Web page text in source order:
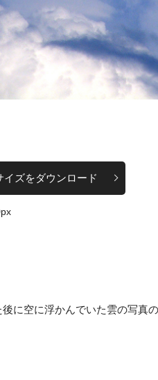
イズをダウンロード
に空に浮かんでいた雲の写真